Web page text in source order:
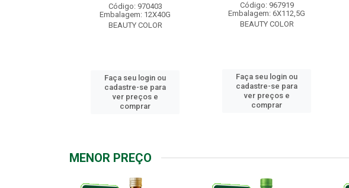
Código: 970403
Embalagem: 12X40G
BEAUTY COLOR
Faça seu login ou
cadastre-se para
ver preços e
comprar
Código: 967919
Embalagem: 6X112,5G
BEAUTY COLOR
Faça seu login ou
cadastre-se para
ver preços e
comprar
MENOR PREÇO